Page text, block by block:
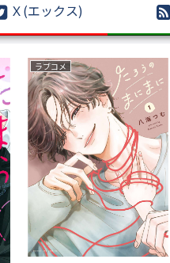
Ｘ(エックス)
ラブコメ